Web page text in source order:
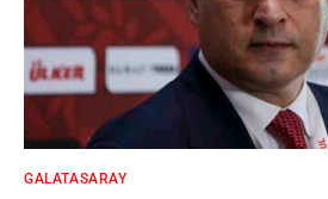
GALATASARAY